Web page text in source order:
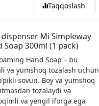
Taqqoslash
Mi Simpleway
Soap 300ml (1 pack)
Hand Soap – bu
va yumshoq tozalash uchun
sovun. Boy va yumshoq
tozalaydi va
va yengil iforga ega